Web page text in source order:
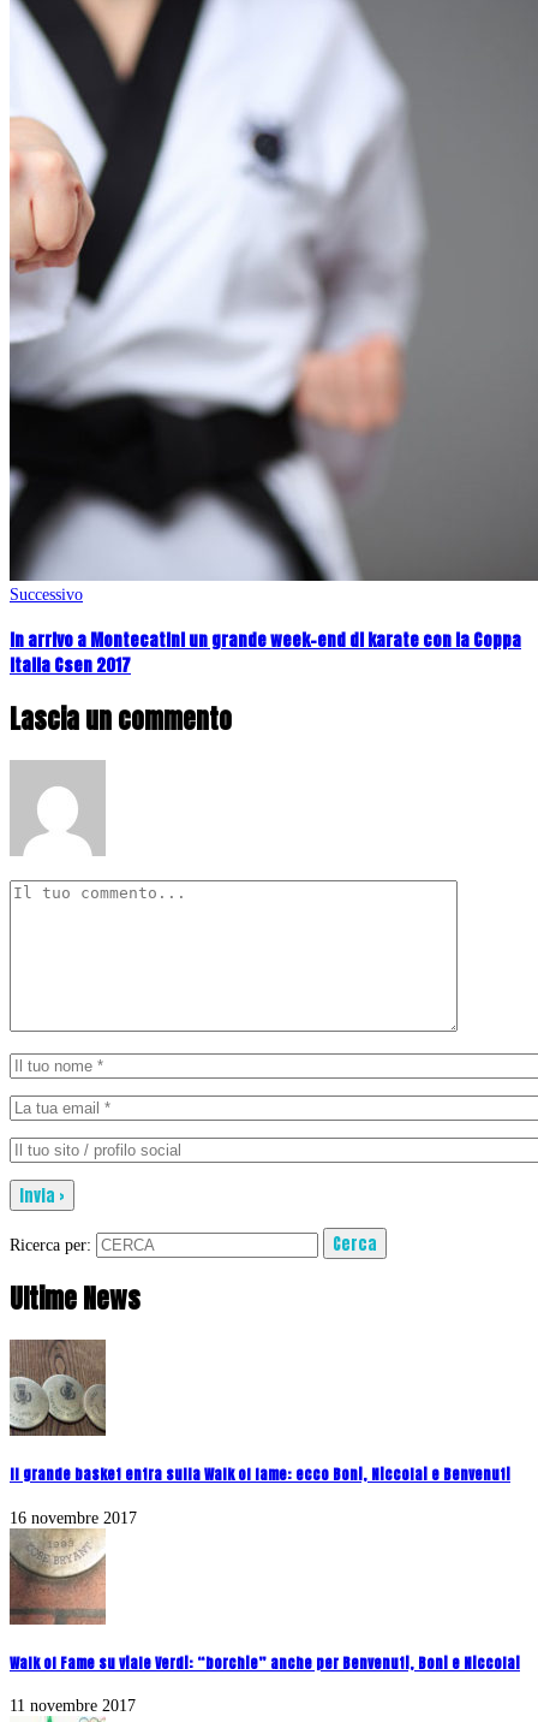
Successivo
In arrivo a Montecatini un grande week-end di karate con la Coppa
Italia Csen 2017
Lascia un commento
Ricerca per:
Ultime News
Il grande basket entra sulla Walk of fame: ecco Boni, Niccolai e Benvenuti
16 novembre 2017
Walk of Fame su viale Verdi: “borchie” anche per Benvenuti, Boni e Niccolai
11 novembre 2017